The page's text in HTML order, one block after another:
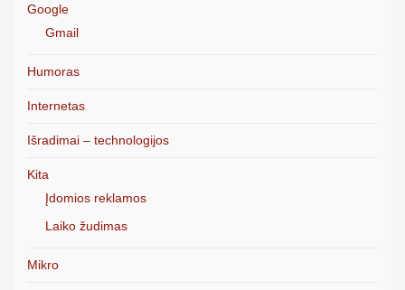
Google
Gmail
Humoras
Internetas
Išradimai – technologijos
Kita
Įdomios reklamos
Laiko žudimas
Mikro